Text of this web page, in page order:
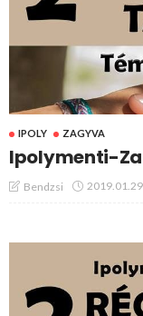
IPOLY ZAGYVA
Ipolymenti-
Bendzsi